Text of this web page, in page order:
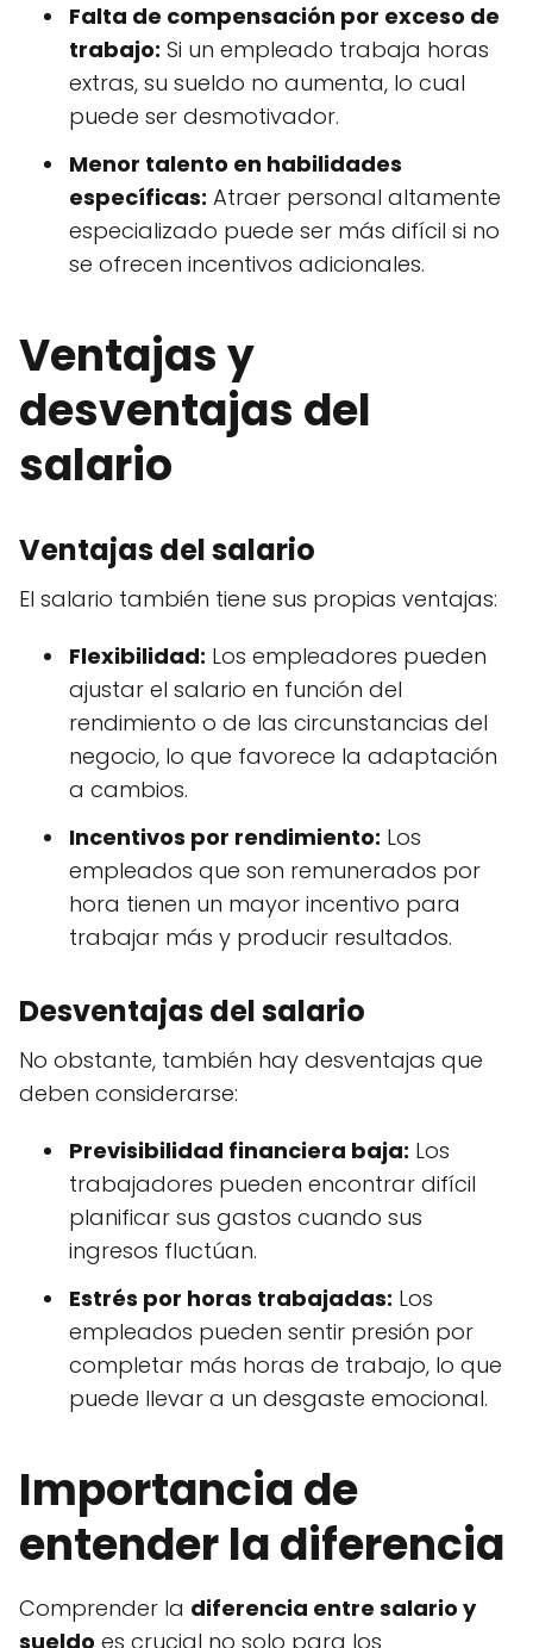
Falta de compensación por exceso de
trabajo: Si un empleado trabaja horas
extras, su sueldo no aumenta, lo cual
puede ser desmotivador.
Menor talento en habilidades
específicas: Atraer personal altamente
especializado puede ser más difícil si no
se ofrecen incentivos adicionales.
Ventajas y
desventajas del
salario
Ventajas del salario
El salario también tiene sus propias ventajas:
Flexibilidad: Los empleadores pueden
ajustar el salario en función del
rendimiento o de las circunstancias del
negocio, lo que favorece la adaptación
a cambios.
Incentivos por rendimiento: Los
empleados que son remunerados por
hora tienen un mayor incentivo para
trabajar más y producir resultados.
Desventajas del salario
No obstante, también hay desventajas que
deben considerarse:
Previsibilidad financiera baja: Los
trabajadores pueden encontrar difícil
planificar sus gastos cuando sus
ingresos fluctúan.
Estrés por horas trabajadas: Los
empleados pueden sentir presión por
completar más horas de trabajo, lo que
puede llevar a un desgaste emocional.
Importancia de
entender la diferencia
Comprender la diferencia entre salario y
sueldo es crucial no solo para los